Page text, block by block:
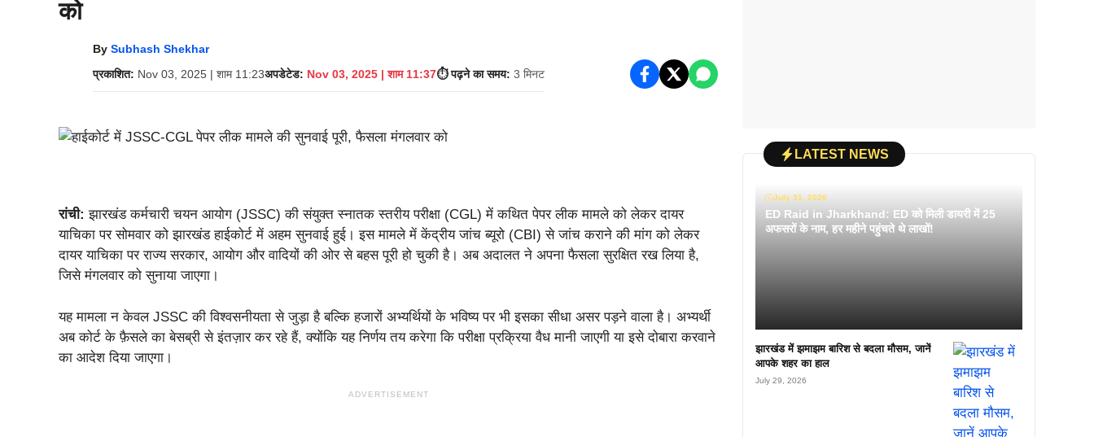
को
By Subhash Shekhar
प्रकाशित: Nov 03, 2025 | शाम 11:23अपडेटेड: Nov 03, 2025 | शाम 11:37⏱️ पढ़ने का समय: 3 मिनट
रांची: झारखंड कर्मचारी चयन आयोग (JSSC) की संयुक्त स्नातक स्तरीय परीक्षा (CGL) में कथित पेपर लीक मामले को लेकर दायर
याचिका पर सोमवार को झारखंड हाईकोर्ट में अहम सुनवाई हुई। इस मामले में केंद्रीय जांच ब्यूरो (CBI) से जांच कराने की मांग को लेकर
दायर याचिका पर राज्य सरकार, आयोग और वादियों की ओर से बहस पूरी हो चुकी है। अब अदालत ने अपना फैसला सुरक्षित रख लिया है,
जिसे मंगलवार को सुनाया जाएगा।
यह मामला न केवल JSSC की विश्वसनीयता से जुड़ा है बल्कि हजारों अभ्यर्थियों के भविष्य पर भी इसका सीधा असर पड़ने वाला है। अभ्यर्थी
अब कोर्ट के फ़ैसले का बेसब्री से इंतज़ार कर रहे हैं, क्योंकि यह निर्णय तय करेगा कि परीक्षा प्रक्रिया वैध मानी जाएगी या इसे दोबारा करवाने
का आदेश दिया जाएगा।
ADVERTISEMENT
LATEST NEWS
July 31, 2026
ED Raid in Jharkhand: ED को मिली डायरी में 25
अफसरों के नाम, हर महीने पहुंचते थे लाखों!
झारखंड में झमाझम बारिश से बदला मौसम, जानें
आपके शहर का हाल
July 29, 2026